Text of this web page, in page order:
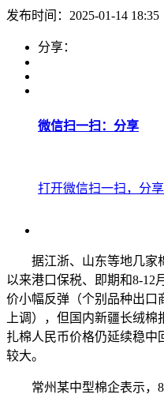
发布时间：2025-01-14 18:35
分享：
微信扫一扫：分享
打开微信扫一扫，分
据江浙、山东等地几家
以来港口保税、即期和8-12
价小幅反弹（个别品种出口
上调），但国内新疆长绒
扎棉人民币价格仍延续稳中
较大。
常州某中型棉企表示，8